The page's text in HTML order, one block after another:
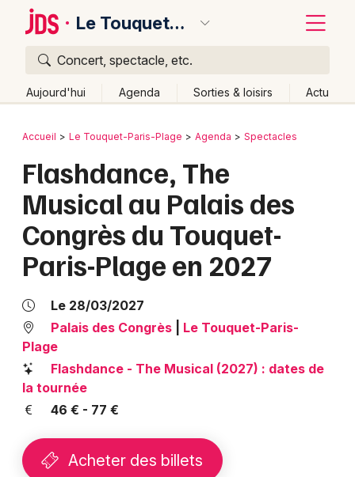
Le Touquet-Paris-Plage
Concert, spectacle, etc.
Aujourd'hui Agenda Sorties & loisirs Actu
Publier un événement
Grands événements
Activité & Expérience
Manifestations
Foires & salons
Spectacles
Sports
Bordeaux
Colmar
Lille
Lyon
Marseille
Mulhouse
Montpellier
Nantes
Paris
Retour
Accueil Le Touquet-Paris-Plage Agenda Spectacles
Flashdance, The
Musical au Palais des
Congrès du Touquet-
Paris-Plage en 2027
Le 28/03/2027
Palais des Congrès
Le Touquet-Paris-
Plage
Flashdance - The Musical (2027) : dates de
la tournée
46 € - 77 €
Acheter des billets
Quoi ?
Où ?
Pas-de-Calais (62)
Nord-Pas-de-Calais
Près de moi
Changer de lieu
Quand ?
Effacer les dates
Aujourd'hui
Demain Ce week-end Autre